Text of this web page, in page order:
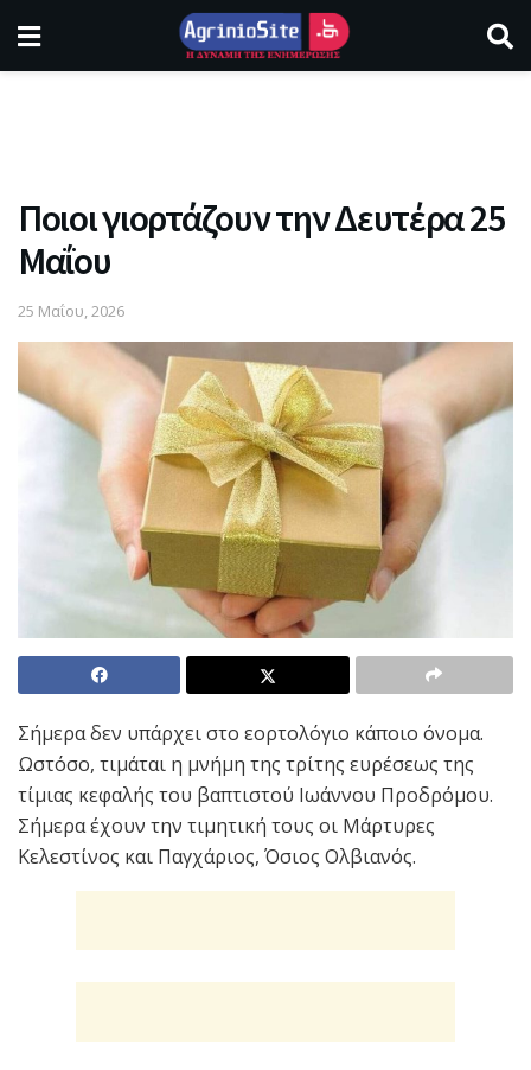
Ποιοι γιορτάζουν την Δευτέρα 25
Μαΐου
25 Μαΐου, 2026
Σήμερα δεν υπάρχει στο εορτολόγιο κάποιο όνομα.
Ωστόσο, τιμάται η μνήμη της τρίτης ευρέσεως της
τίμιας κεφαλής του βαπτιστού Ιωάννου Προδρόμου.
Σήμερα έχουν την τιμητική τους οι Μάρτυρες
Κελεστίνος και Παγχάριος, Όσιος Ολβιανός.